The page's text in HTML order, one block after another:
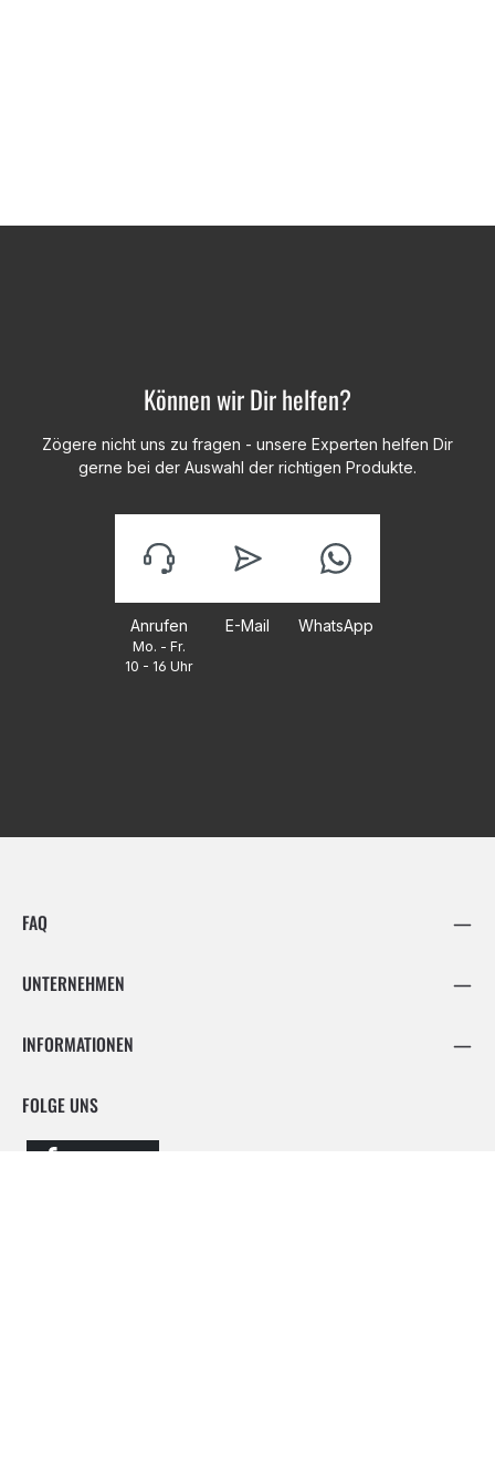
Können wir Dir helfen?
Zögere nicht uns zu fragen - unsere Experten helfen Dir
gerne bei der Auswahl der richtigen Produkte.
Anrufen
Mo. - Fr.
10 - 16 Uhr
E-Mail WhatsApp
FAQ
UNTERNEHMEN
INFORMATIONEN
FOLGE UNS